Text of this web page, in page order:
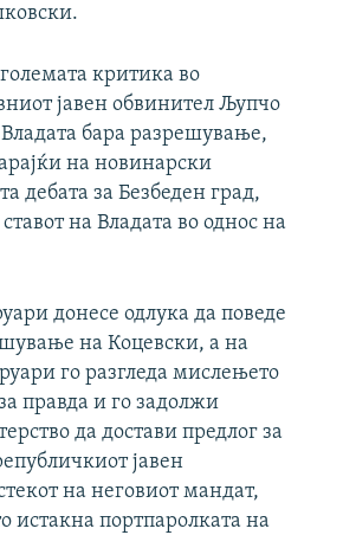
критика во
јавен обвинител Љупчо
бара разрешување,
на новинарски
дебата за Безбеден град,
на Владата во однос на
донесе одлука да поведе
на Коцевски, а на
го разгледа мислењето
правда и го задолжи
да достави предлог за
јавен
на неговиот мандат,
истакна портпаролката на